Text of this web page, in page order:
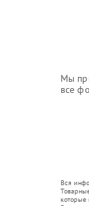
Мы
все
Вся
которые